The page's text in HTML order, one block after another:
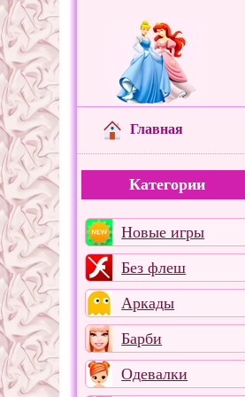
Главная
Категории
Новые игры
Без флеш
Аркады
Барби
Одевалки